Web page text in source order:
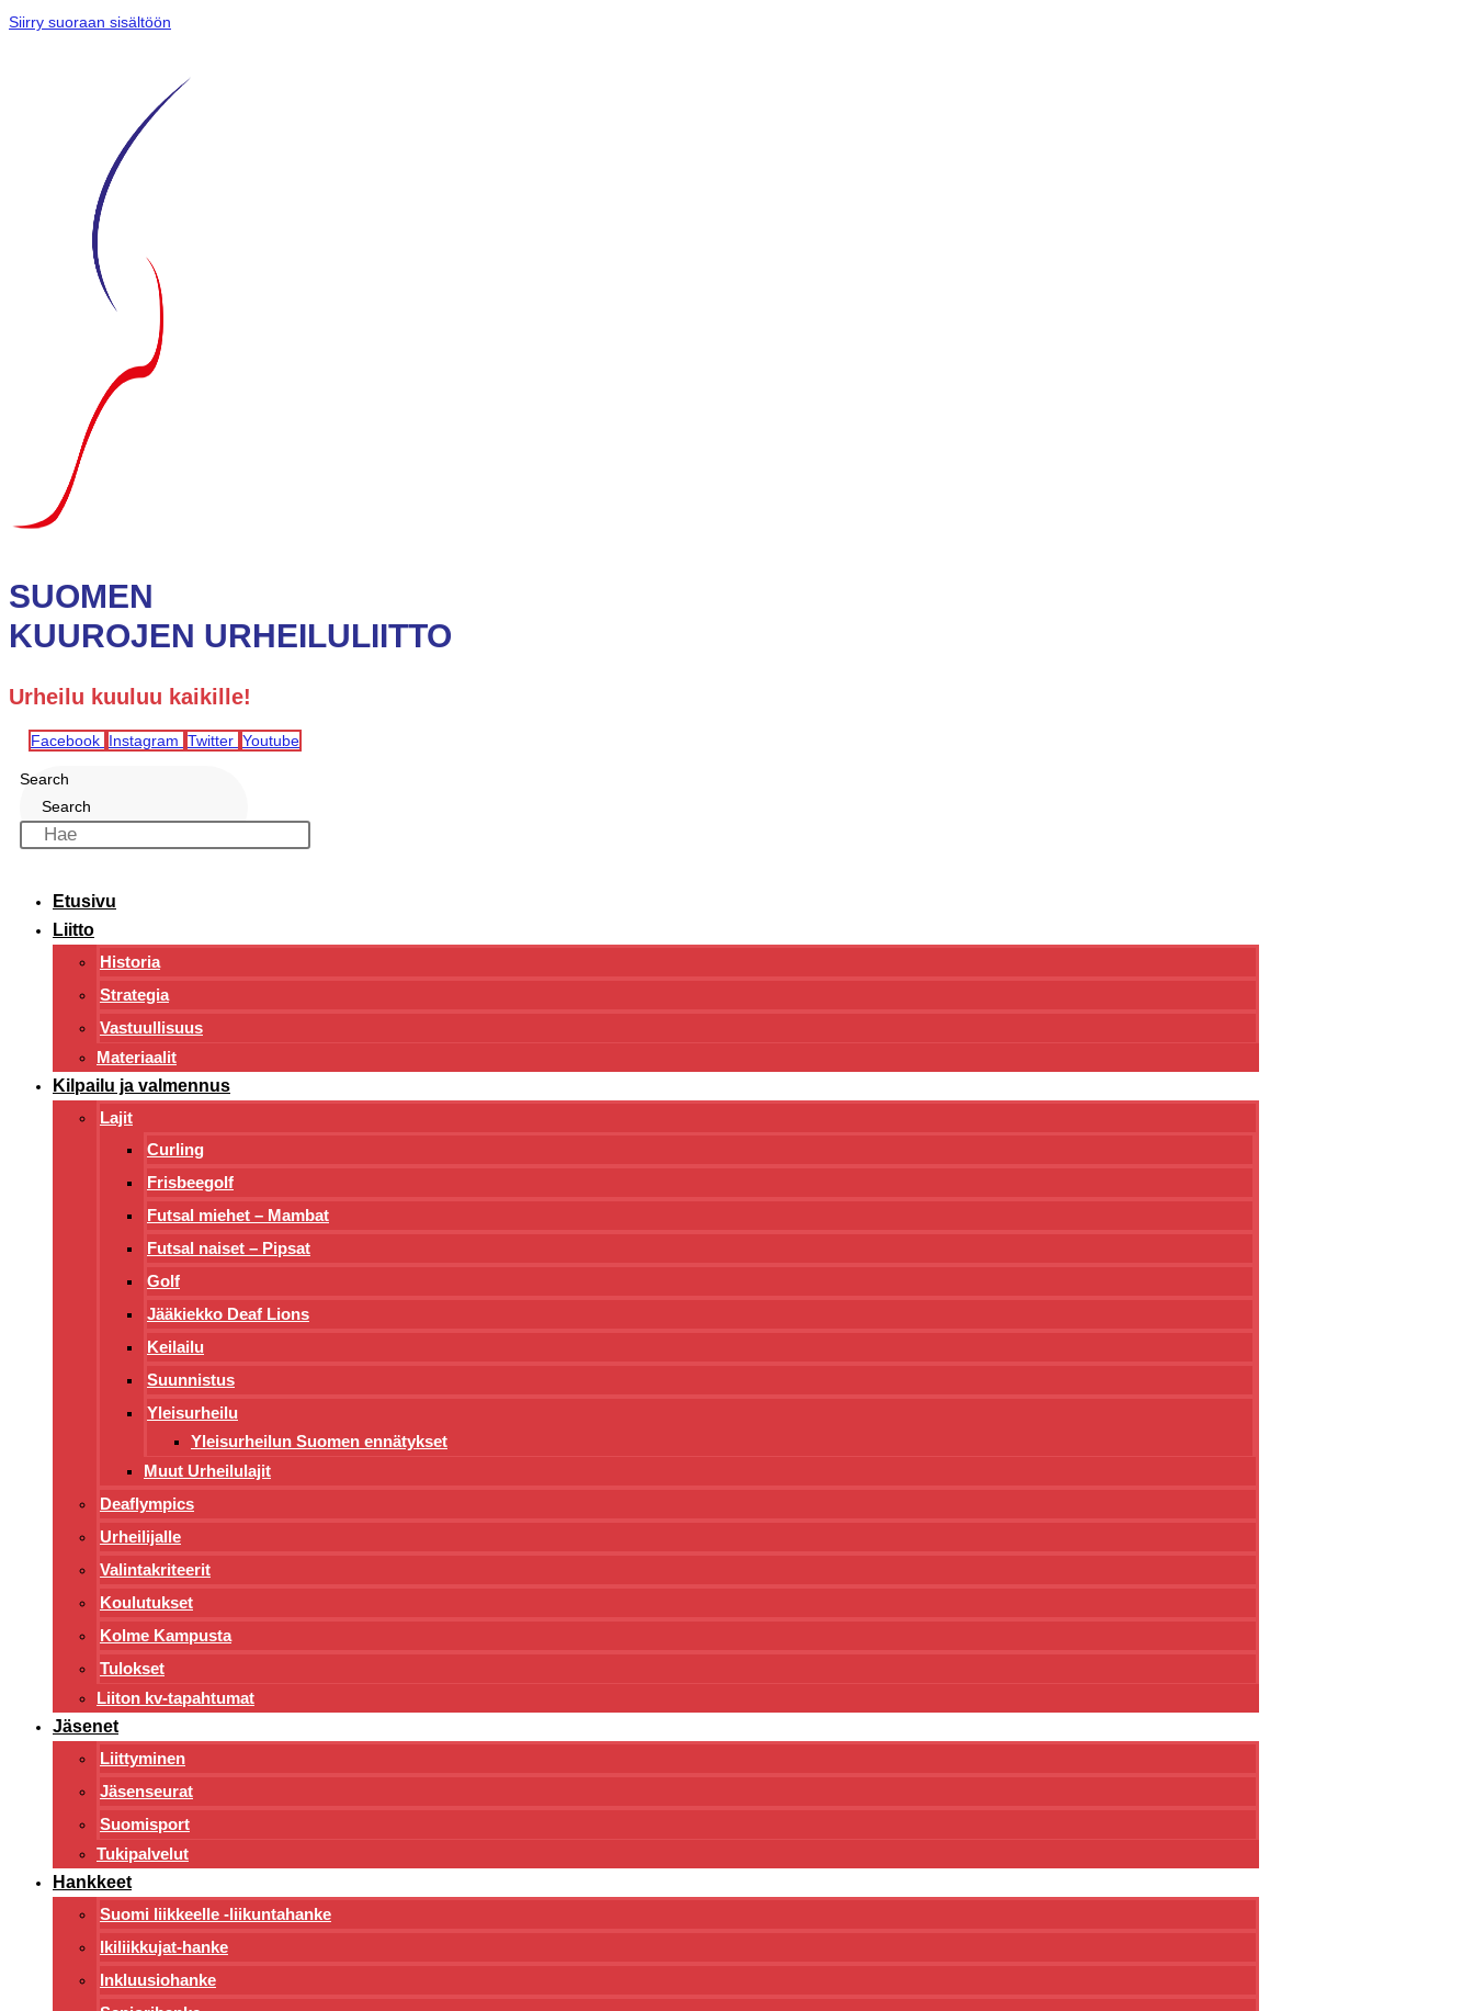
Siirry suoraan sisältöön
SUOMEN
KUUROJEN URHEILULIITTO
Urheilu kuuluu kaikille!
Facebook Instagram Twitter Youtube
Search
Search
Etusivu
Liitto
Historia
Strategia
Vastuullisuus
Materiaalit
Kilpailu ja valmennus
Lajit
Curling
Frisbeegolf
Futsal miehet – Mambat
Futsal naiset – Pipsat
Golf
Jääkiekko Deaf Lions
Keilailu
Suunnistus
Yleisurheilu
Yleisurheilun Suomen ennätykset
Muut Urheilulajit
Deaflympics
Urheilijalle
Valintakriteerit
Koulutukset
Kolme Kampusta
Tulokset
Liiton kv-tapahtumat
Jäsenet
Liittyminen
Jäsenseurat
Suomisport
Tukipalvelut
Hankkeet
Suomi liikkeelle -liikuntahanke
Ikiliikkujat-hanke
Inkluusiohanke